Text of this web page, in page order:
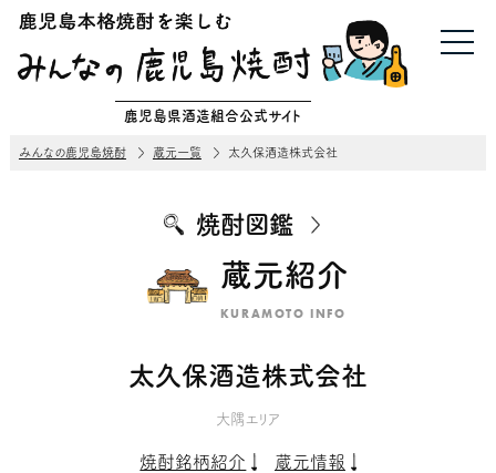
鹿児島県酒造組合公式サイト
みんなの鹿児島焼酎 蔵元一覧 太久保酒造株式会社
焼酎図鑑
蔵元紹介
KURAMOTO INFO
太久保酒造株式会社
大隅エリア
焼酎銘柄紹介 蔵元情報